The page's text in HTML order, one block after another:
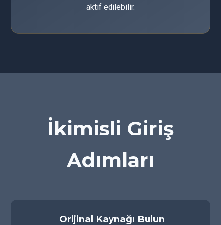
aktif edilebilir.
İkimisli Giriş
Adımları
Orijinal Kaynağı Bulun